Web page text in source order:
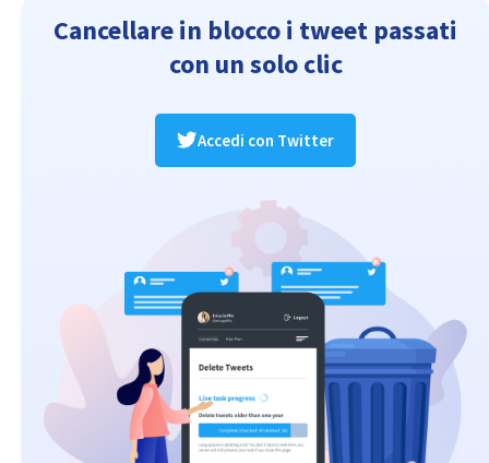
Cancellare in blocco i tweet passati
con un solo clic
Accedi con Twitter